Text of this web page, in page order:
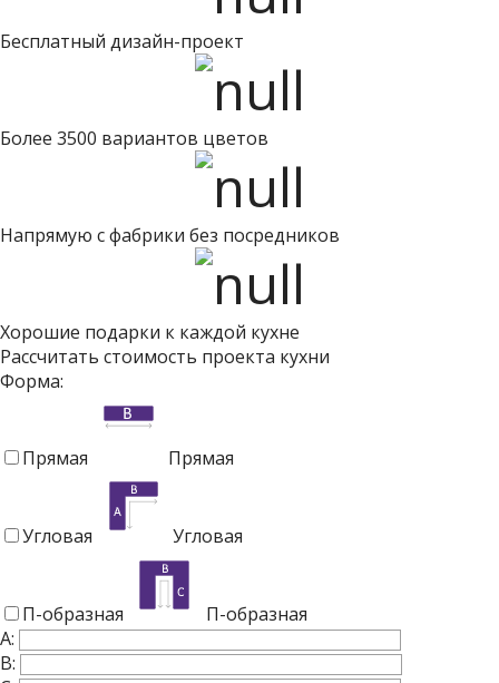
Бесплатный дизайн-проект
Более 3500 вариантов цветов
Напрямую с фабрики без посредников
Хорошие подарки к каждой кухне
Рассчитать стоимость проекта кухни
Форма:
Прямая Прямая
Угловая Угловая
П-образная
П-образная
A:
B: